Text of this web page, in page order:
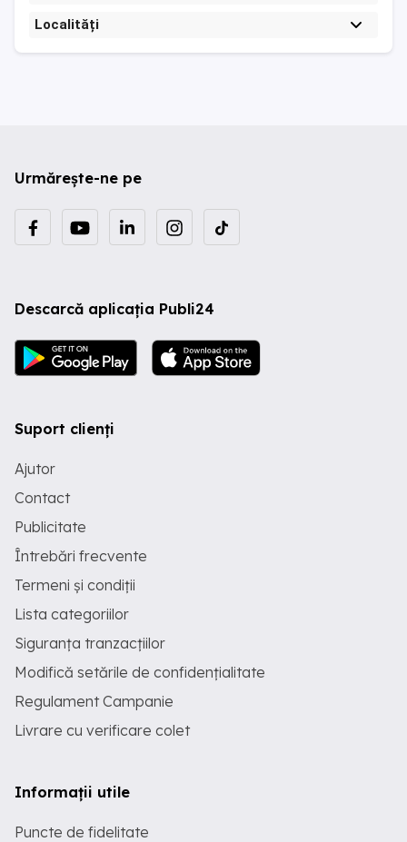
Localități
Urmărește-ne pe
Descarcă aplicația Publi24
Suport clienți
Ajutor
Contact
Publicitate
Întrebări frecvente
Termeni și condiții
Lista categoriilor
Siguranța tranzacțiilor
Modifică setările de confidențialitate
Regulament Campanie
Livrare cu verificare colet
Informații utile
Puncte de fidelitate